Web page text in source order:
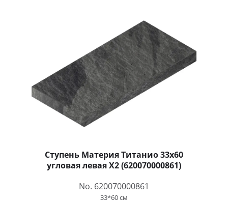
Ступень Материя Титанио 33x60
угловая левая X2 (620070000861)
No. 620070000861
33*60 см